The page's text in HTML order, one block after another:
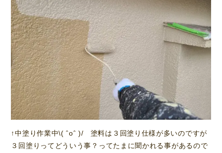
↑中塗り作業中\( ˆoˆ )/ 塗料は３回塗り仕様が多いのですが
３回塗りってどういう事？ってたまに聞かれる事があるので